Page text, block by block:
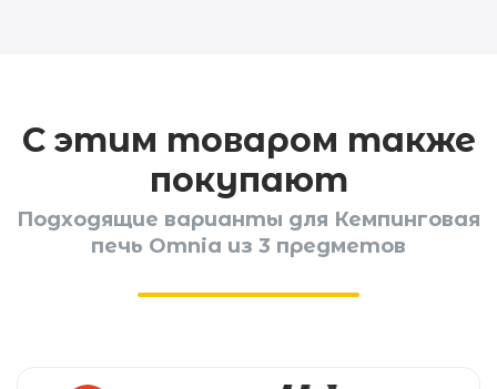
С этим товаром также
покупают
Подходящие варианты для Кемпинговая
печь Omnia из 3 предметов